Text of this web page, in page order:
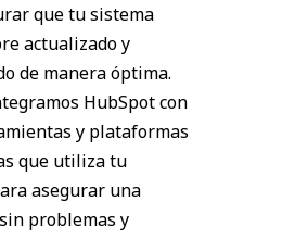
que tu sistema
actualizado y
de manera óptima.
HubSpot con
y plataformas
que utiliza tu
asegurar una
problemas y